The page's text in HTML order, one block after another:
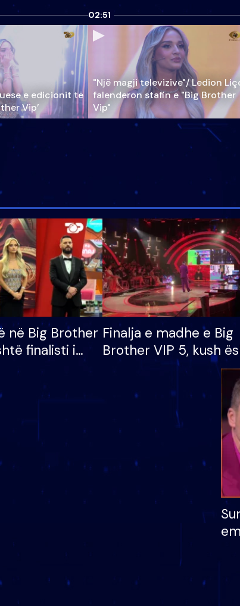
e edicionit të
Vip’
02:51
"Një magji televizive"/ Ledion
falenderon stafin e "Big Brother
Vip"
në Big Brother
finalisti i
shtëpinë
Finalja e madhe e Big
Brother VIP 5, kush
banori i parë që lë
dhe humb
të fituar çmimin e